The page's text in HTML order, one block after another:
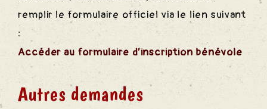
remplir le formulaire officiel via le lien suivant
:
Accéder au formulaire d’inscription bénévole
Autres demandes